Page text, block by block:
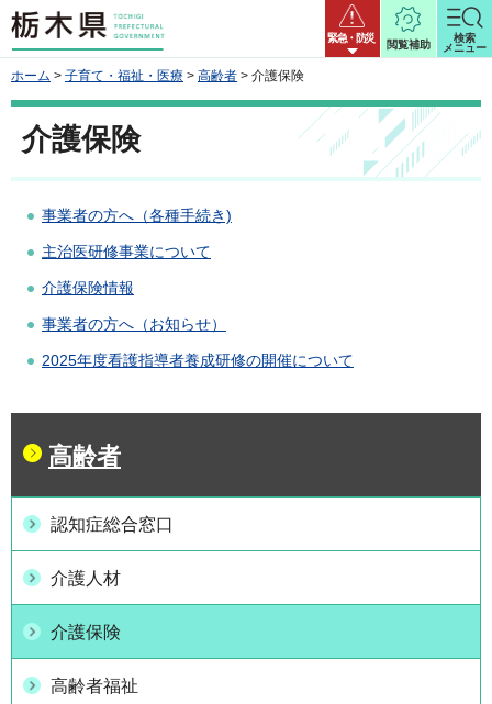
栃木県 緊急・防災
閲覧補助
検索
メニュー
ホーム > 子育て・福祉・医療 > 高齢者 > 介護保険
介護保険
事業者の方へ（各種手続き)
主治医研修事業について
介護保険情報
事業者の方へ（お知らせ）
2025年度看護指導者養成研修の開催について
高齢者
認知症総合窓口
介護人材
介護保険
高齢者福祉